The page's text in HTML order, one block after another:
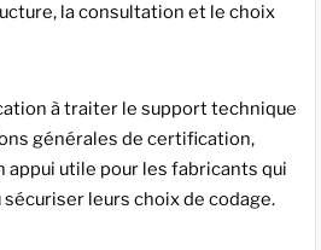
la consultation et le choix
à traiter le support technique
générales de certification,
appui utile pour les fabricants qui
leurs choix de codage.